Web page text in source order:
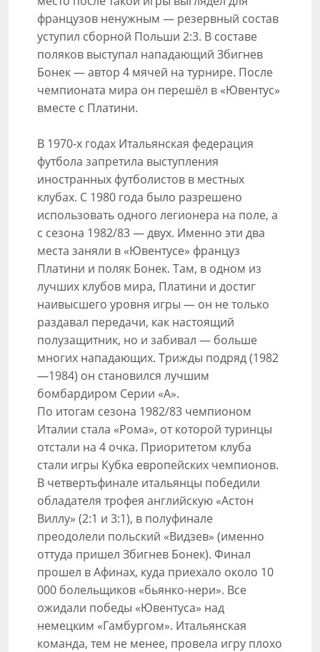
французов ненужным — резервный состав
уступил сборной Польши 2:3. В составе
поляков выступал нападающий Збигнев
Бонек — автор 4 мячей на турнире. После
чемпионата мира он перешёл в «Ювентус»
вместе с Платини.
В 1970-х годах Итальянская федерация
футбола запретила выступления
иностранных футболистов в местных
клубах. С 1980 года было разрешено
использовать одного легионера на поле, а
с сезона 1982/83 — двух. Именно эти два
места заняли в «Ювентусе» француз
Платини и поляк Бонек. Там, в одном из
лучших клубов мира, Платини и достиг
наивысшего уровня игры — он не только
раздавал передачи, как настоящий
полузащитник, но и забивал — больше
многих нападающих. Трижды подряд (1982
—1984) он становился лучшим
бомбардиром Серии «А».
По итогам сезона 1982/83 чемпионом
Италии стала «Рома», от которой туринцы
отстали на 4 очка. Приоритетом клуба
стали игры Кубка европейских чемпионов.
В четвертьфинале итальянцы победили
обладателя трофея английскую «Астон
Виллу» (2:1 и 3:1), в полуфинале
преодолели польский «Видзев» (именно
оттуда пришел Збигнев Бонек). Финал
прошел в Афинах, куда приехало около 10
000 болельщиков «бьянко-нери». Все
ожидали победы «Ювентуса» над
немецким «Гамбургом». Итальянская
команда, тем не менее, провела игру плохо